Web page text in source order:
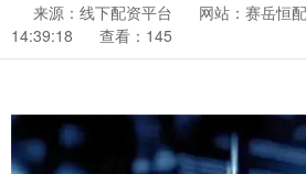
来源：线下配资平台 网站：赛岳恒
14:39:18
查看：145